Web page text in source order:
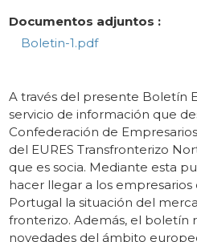
Documentos adjuntos :
Boletin-1.pdf
A través del presente Boletín
servicio de información que
Confederación de
del EURES Transfronterizo
que es socia. Mediante esta
hacer llegar a los
Portugal la situación del
fronterizo. Además, el boletín
novedades del ámbito